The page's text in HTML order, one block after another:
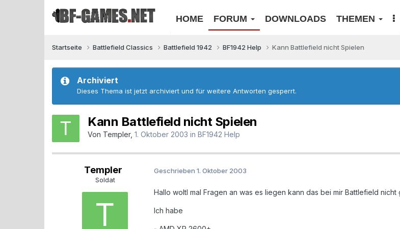
HOME FORUM DOWNLOADS THEMEN
Startseite Battlefield Classics Battlefield 1942 BF1942 Help Kann Battlefield nicht Spielen
Archiviert
Dieses Thema ist jetzt archiviert und für weitere Antworten gesperrt.
Kann Battlefield nicht Spielen
Von Templer, 1. Oktober 2003 in BF1942 Help
Templer
Soldat
Geschrieben 1. Oktober 2003
Hallo woltl mal Fragen an was es liegen kann das bei mir Battlefield nicht
Ich habe